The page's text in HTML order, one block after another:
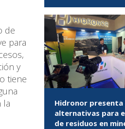
de
para
y
tiene
la
Hidronor presenta
alternativas para
de residuos en